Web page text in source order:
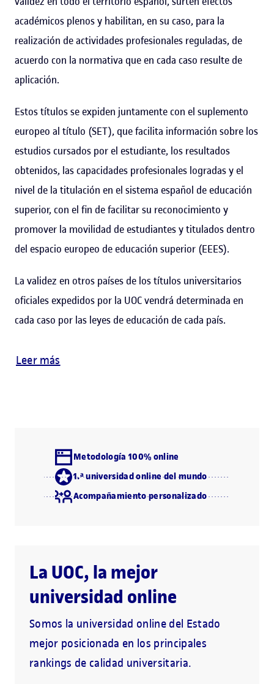
académicos plenos y habilitan, en su caso, para la
realización de actividades profesionales reguladas, de
acuerdo con la normativa que en cada caso resulte de
aplicación.
Estos títulos se expiden juntamente con el suplemento
europeo al título (SET), que facilita información sobre los
estudios cursados por el estudiante, los resultados
obtenidos, las capacidades profesionales logradas y el
nivel de la titulación en el sistema español de educación
superior, con el fin de facilitar su reconocimiento y
promover la movilidad de estudiantes y titulados dentro
del espacio europeo de educación superior (EEES).
La validez en otros países de los títulos universitarios
oficiales expedidos por la UOC vendrá determinada en
cada caso por las leyes de educación de cada país.
Leer más
Metodología 100% online
1.ª universidad online del mundo
Acompañamiento personalizado
La UOC, la mejor
universidad online
Somos la universidad online del Estado
mejor posicionada en los principales
rankings de calidad universitaria.